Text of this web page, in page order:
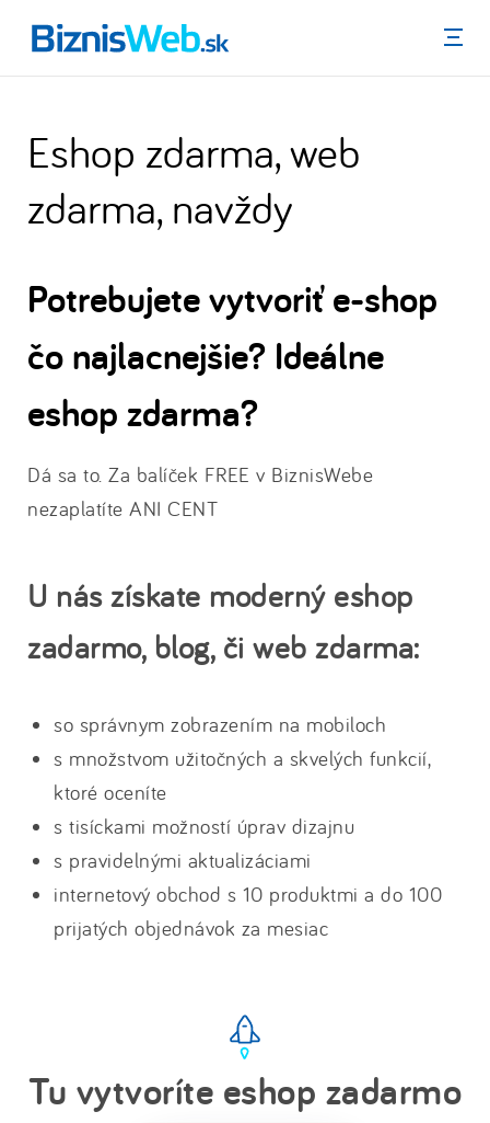
Menu
Eshop zdarma, web
zdarma, navždy
Potrebujete vytvoriť e-shop
čo najlacnejšie? Ideálne
eshop zdarma?
Dá sa to. Za balíček FREE v BiznisWebe
nezaplatíte ANI CENT
U nás získate moderný eshop
zadarmo, blog, či web zdarma:
so správnym zobrazením na mobiloch
s množstvom užitočných a skvelých funkcií,
ktoré oceníte
s tisíckami možností úprav dizajnu
s pravidelnými aktualizáciami
internetový obchod s 10 produktmi a do 100
prijatých objednávok za mesiac
Tu vytvoríte eshop zadarmo